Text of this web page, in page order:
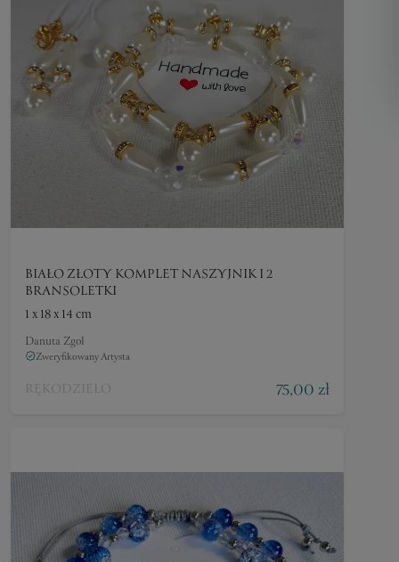
BIAŁO ZŁOTY KOMPLET NASZYJNIK I 2
BRANSOLETKI
1 x 18 x 14 cm
Danuta Zgoł
Zweryfikowany Artysta
RĘKODZIEŁO 75,00 zł